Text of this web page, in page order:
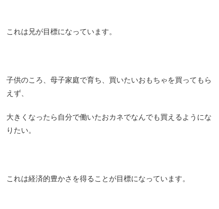
これは兄が目標になっています。
子供のころ、母子家庭で育ち、買いたいおもちゃを買ってもら
えず、
大きくなったら自分で働いたおカネでなんでも買えるようにな
りたい。
これは経済的豊かさを得ることが目標になっています。